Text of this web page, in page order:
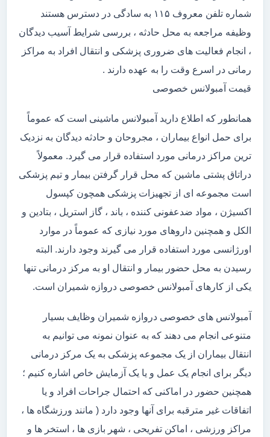
شماره تلفن معروف ۱۱۵ به سادگی در دسترس هستند
وظیفه مراجعه به محل حادثه ، بررسی شرایط آسیب دیدگان
، انجام فعالیت های ضروری پزشکی و انتقال افراد به مراکز
رمانی در اسرع وقت را به عهده دارند .
قیمت آمبولانس خصوصی
همانطور که اطلاع دارید آمبولانس ماشینی است که عموماً
برای حمل انواع بیماران ، مجروحان و حادثه دیدگان به نزدیک
ترین مراکز درمانی مورد استفاده قرار می گیرد. معمولاً
دراتاق پشتی ماشین که محل قرار گرفتن بیمار و تیم پزشکی
است مجموعه ای از تجهیزات پزشکی همچون کپسول
اکسیژن ، مواد ضدعفونی کننده ، باند ، گاز استریل ، بتادین و
الکل و همچنین داروهای مورد نیازی که عموماً در موارد
اورژانسی مورد استفاده قرار می گیرند وجود دارند. البته
رسیدن به محل حضور بیمار و انتقال او به مرکز درمانی تنها
یکی از کارهای آمبولانس خصوصی دروازه شمیران است.
آمبولانس های خصوصی دروازه شمیران وظایف بسیار
متنوعی انجام می دهند که به عنوان نمونه می توانیم به
انتقال بیماران از یک مجموعه پزشکی به یک مرکز درمانی
دیگر برای انجام یک عمل و یا یک آزمایش خاص اشاره کنیم ؛
همچنین حضور در اماکنی که احتمال جراحات افراد و یا
اتفاقات غیر مترقبه برای آنها وجود دارد ( مانند ورزشگاه ها ،
مراکز ورزشی ، اماکن تفریحی ، شهر بازی ها ، استخر ها و